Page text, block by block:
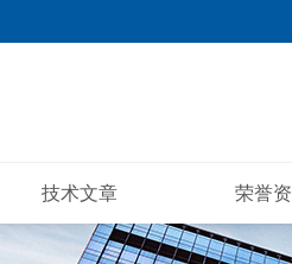
技术文章 荣誉